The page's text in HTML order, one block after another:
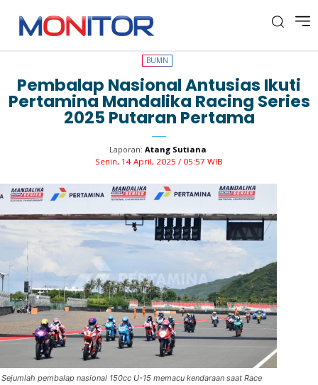
BUMN
BUMN
Pembalap Nasional Antusias Ikuti
Pertamina Mandalika Racing Series
2025 Putaran Pertama
Laporan: Atang Sutiana
Senin, 14 April, 2025 / 05:57 WIB
Sejumlah pembalap nasional 150cc U-15 memacu kendaraan saat Race